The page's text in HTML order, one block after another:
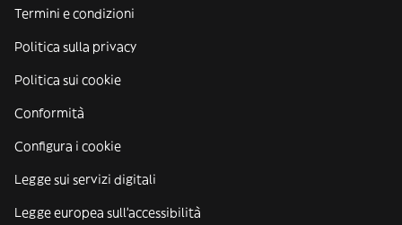
Termini e condizioni
Politica sulla privacy
Politica sui cookie
Conformità
Configura i cookie
Legge sui servizi digitali
Legge europea sull'accessibilità